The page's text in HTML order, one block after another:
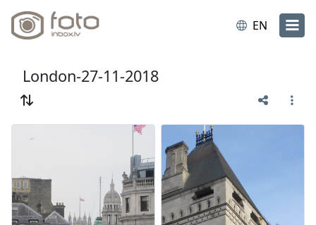
EN
London-27-11-2018